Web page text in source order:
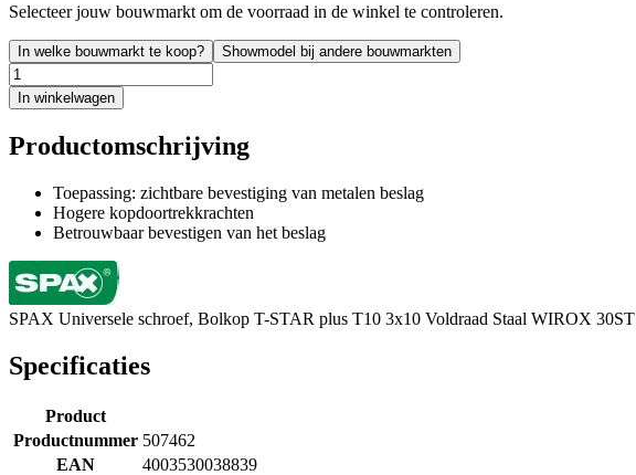
Selecteer jouw bouwmarkt om de voorraad in de winkel te controleren.
In welke bouwmarkt te koop? Showmodel bij andere bouwmarkten
In winkelwagen
Productomschrijving
Toepassing: zichtbare bevestiging van metalen beslag
Hogere kopdoortrekkrachten
Betrouwbaar bevestigen van het beslag
SPAX Universele schroef, Bolkop T-STAR plus T10 3x10 Voldraad Staal WIROX 30ST
Specificaties
Product
Productnummer 507462
EAN
4003530038839